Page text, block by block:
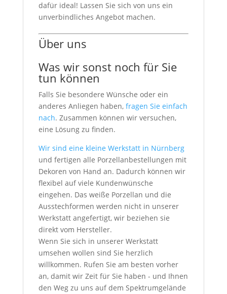
dafür ideal! Lassen Sie sich von uns ein
unverbindliches Angebot machen.
Über uns
Was wir sonst noch für Sie
tun können
Falls Sie besondere Wünsche oder ein
anderes Anliegen haben, fragen Sie einfach
nach. Zusammen können wir versuchen,
eine Lösung zu finden.
Wir sind eine kleine Werkstatt in Nürnberg
und fertigen alle Porzellanbestellungen mit
Dekoren von Hand an. Dadurch können wir
flexibel auf viele Kundenwünsche
eingehen. Das weiße Porzellan und die
Ausstechformen werden nicht in unserer
Werkstatt angefertigt, wir beziehen sie
direkt vom Hersteller.
Wenn Sie sich in unserer Werkstatt
umsehen wollen sind Sie herzlich
willkommen. Rufen Sie am besten vorher
an, damit wir Zeit für Sie haben - und Ihnen
den Weg zu uns auf dem Spektrumgelände